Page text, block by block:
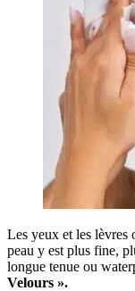
Les yeux et les lèvres
peau y est plus fine,
longue tenue ou
Velours ».